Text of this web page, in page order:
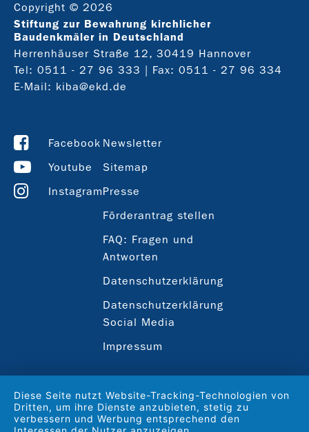
Copyright © 2026
Stiftung zur Bewahrung kirchlicher
Baudenkmäler in Deutschland
Herrenhäuser Straße 12, 30419 Hannover
Tel: 0511 - 27 96 333
| Fax: 0511 - 27 96 334
E-Mail: kiba@ekd.de
Facebook
Youtube
Instagram
Newsletter
Sitemap
Presse
Förderantrag stellen
FAQ: Fragen und
Antworten
Datenschutzerklärung
Datenschutzerklärung
Social Media
Impressum
Diese Seite nutzt Website-Tracking-Technologien von
Dritten, um ihre Dienste anzubieten, stetig zu
verbessern und Werbung entsprechend den